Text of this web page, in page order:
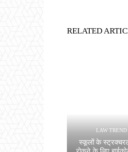
RELATED
LAW
स्कूलों के